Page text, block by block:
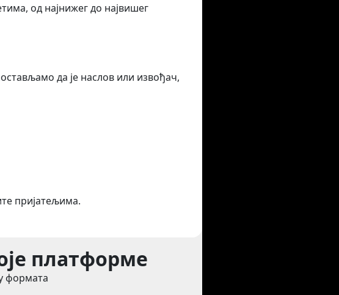
од најнижег до највишег
да је наслов или извођач,
пријатељима.
платформе
формата